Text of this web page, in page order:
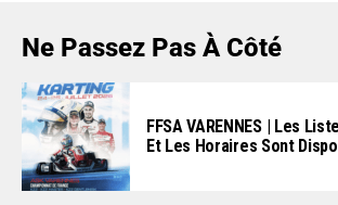
Ne Passez Pas À Côté
FFSA VARENNES | Les
Et Les Horaires Sont